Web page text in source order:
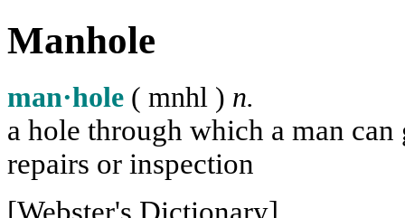
Manhole
man·hole ( mnhl ) n.
a hole through which a man
repairs or inspection
[Webster's Dictionary]